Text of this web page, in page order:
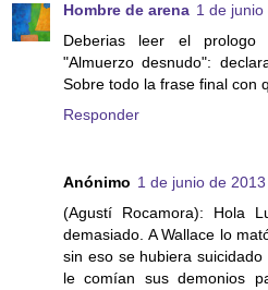
Hombre de arena 1 de
Deberias leer el
"Almuerzo desnudo":
Sobre todo la frase final con
Responder
Anónimo 1 de junio de
(Agustí Rocamora): Hola
demasiado. A Wallace lo
sin eso se hubiera
le comían sus demonios